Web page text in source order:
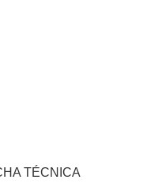
TÉCNICA